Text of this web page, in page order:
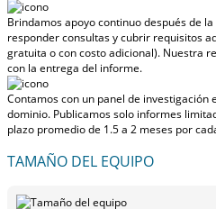
Brindamos apoyo continuo después de
responder consultas y cubrir requisitos
gratuita o con costo adicional). Nuestra
con la entrega del informe.
Contamos con un panel de investigación
dominio. Publicamos solo informes
plazo promedio de 1.5 a 2 meses por
TAMAÑO DEL EQUIPO